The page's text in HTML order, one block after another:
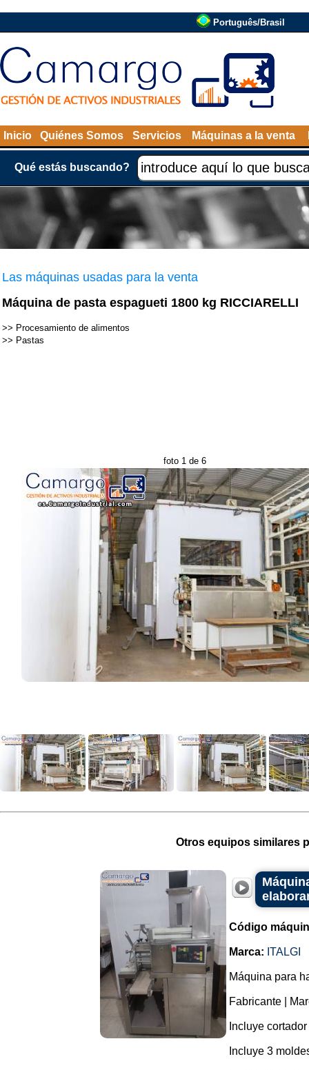
Português/Brasil
Inicio Quiénes Somos Servicios Máquinas a la venta
Qué estás buscando?
Las máquinas usadas para la venta
Máquina de pasta espagueti 1800 kg RICCIARELLI
>> Procesamiento de alimentos
>> Pastas
foto 1 de 6
Otros equipos similares
Código
Marca: ITALGI
Máquina para
Fabricante |
Incluye
Incluye 3